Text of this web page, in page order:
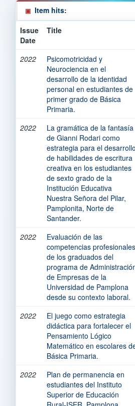
Item hits:
Issue
Date
Title
2022
Psicomotricidad y
Neurociencia en el
desarrollo de la identidad
personal en estudiantes de
primer grado de Básica
Primaria.
2022
La gramática de la fantasía
de Gianni Rodari como
estrategia para el desarrollo
de habilidades de escritura
creativa en los estudiantes
de sexto grado de la
Institución Educativa
Nuestra Señora del Pilar,
Pamplonita, Norte de
Santander.
2022
Evaluación de las
competencias profesionales
de los graduados del
programa de
de Empresas de la
Universidad de Pamplona
desde su contexto laboral.
2022
El juego como estrategia
didáctica para fortalecer el
Pensamiento Lógico
Matemático en escolares
Básica Primaria.
2022
Plan de permanencia en
estudiantes del Instituto
Superior de Educación